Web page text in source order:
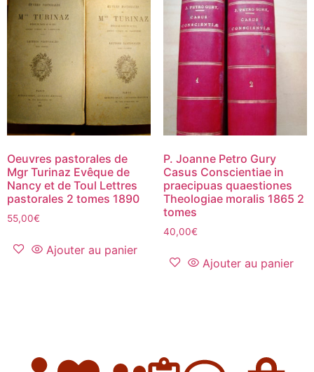
Oeuvres pastorales de
Mgr Turinaz Evêque de
Nancy et de Toul Lettres
pastorales 2 tomes 1890
55,00€
Ajouter au panier
P. Joanne Petro Gury
Casus Conscientiae in
praecipuas quaestiones
Theologiae moralis 1865 2
tomes
40,00€
Ajouter au panier